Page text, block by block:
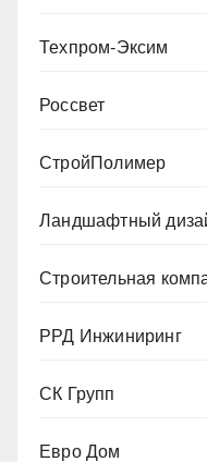
Техпром-Эксим
Россвет
СтройПолимер
Ландшафтный
Строительная
РРД Инжиниринг
СК Групп
Евро Дом